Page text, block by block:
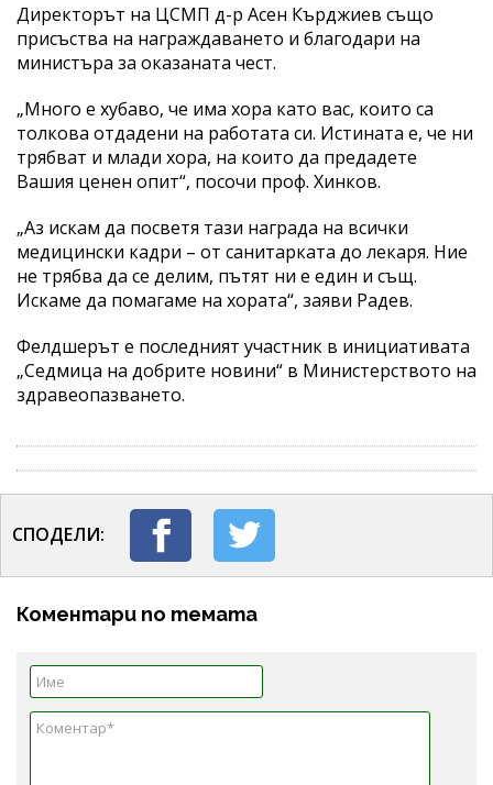
Директорът на ЦСМП д-р Асен Кърджиев също
присъства на награждаването и благодари на
министъра за оказаната чест.
„Много е хубаво, че има хора като вас, които са
толкова отдадени на работата си. Истината е, че ни
трябват и млади хора, на които да предадете
Вашия ценен опит“, посочи проф. Хинков.
„Аз искам да посветя тази награда на всички
медицински кадри – от санитарката до лекаря. Ние
не трябва да се делим, пътят ни е един и същ.
Искаме да помагаме на хората“, заяви Радев.
Фелдшерът е последният участник в инициативата
„Седмица на добрите новини“ в Министерството на
здравеопазването.
СПОДЕЛИ:
Коментари по темата